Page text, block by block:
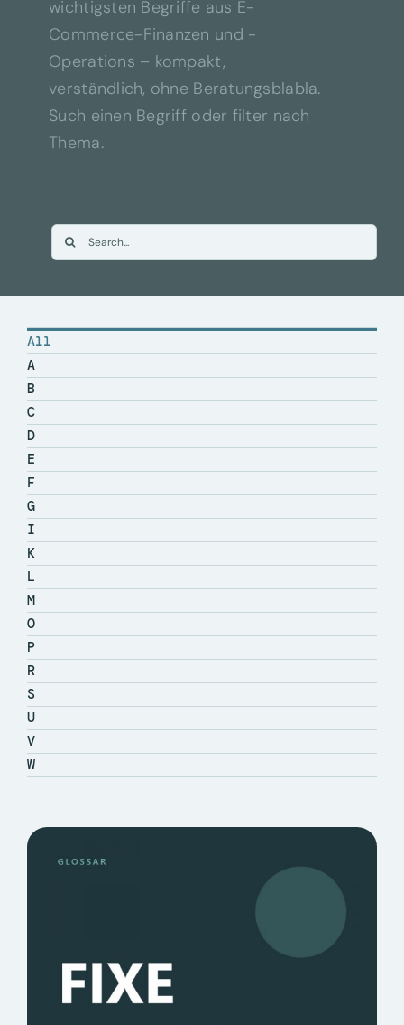
wichtigsten Begriffe aus E-
Commerce-Finanzen und -
Operations – kompakt,
verständlich, ohne Beratungsblabla.
Such einen Begriff oder filter nach
Thema.
Suche
nach:
All
A
B
C
D
E
F
G
I
K
L
M
O
P
R
S
U
V
W